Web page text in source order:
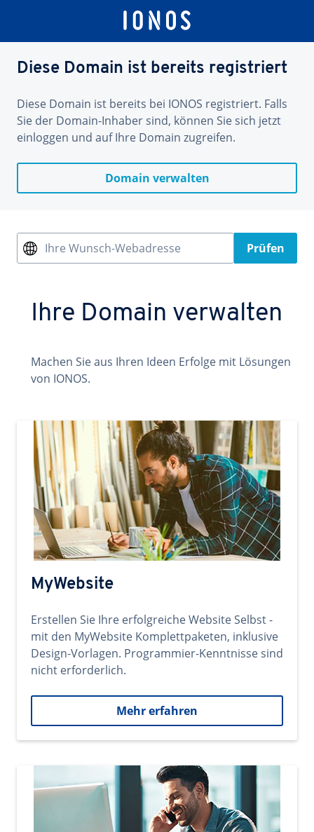
Diese Domain ist bereits registriert
Diese Domain ist bereits bei IONOS registriert. Falls
Sie der Domain-Inhaber sind, können Sie sich jetzt
einloggen und auf Ihre Domain zugreifen.
Domain verwalten
Ihre Wunsch-Webadresse Prüfen
Ihre Domain verwalten
Machen Sie aus Ihren Ideen Erfolge mit Lösungen
von IONOS.
MyWebsite
Erstellen Sie Ihre erfolgreiche Website Selbst -
mit den MyWebsite Komplettpaketen, inklusive
Design-Vorlagen. Programmier-Kenntnisse sind
nicht erforderlich.
Mehr erfahren